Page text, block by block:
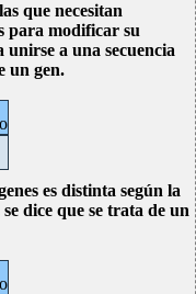
que necesitan
para modificar su
a una secuencia
un gen.
es distinta según la
dice que se trata de un